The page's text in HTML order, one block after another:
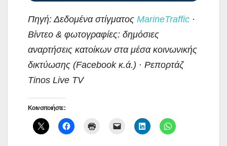
Πηγή: Δεδομένα στίγματος MarineTraffic ·
Βίντεο & φωτογραφίες: δημόσιες
αναρτήσεις κατοίκων στα μέσα κοινωνικής
δικτύωσης (Facebook κ.ά.) · Ρεπορτάζ
Tinos Live TV
Κοινοποιήστε: